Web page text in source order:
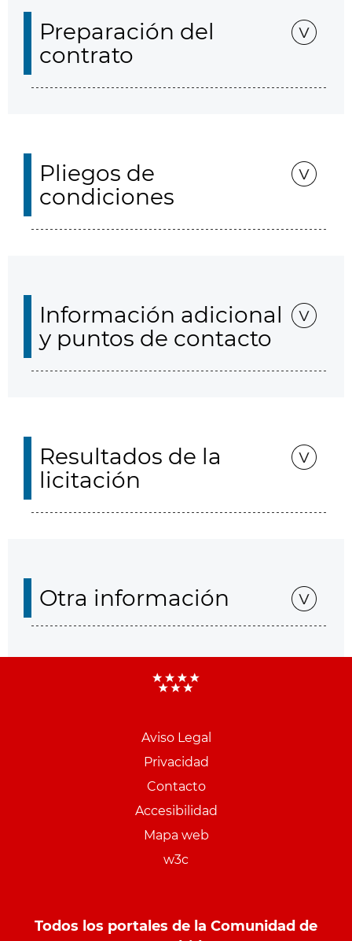
Preparación del
contrato
Pliegos de
condiciones
Información adicional
y puntos de contacto
Resultados de la
licitación
Otra información
Aviso Legal
Privacidad
Contacto
Accesibilidad
Mapa web
w3c
Todos los portales de la Comunidad de